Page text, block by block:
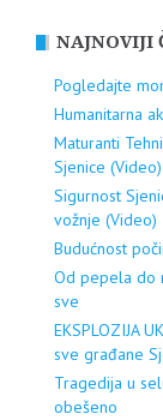
NAJNOVIJI
Pogledajte
Humanitarna
Maturanti
Sjenice (Video)
Sigurnost
vožnje (Video)
Budućnost
Od pepela do
sve
EKSPLOZIJA
sve građane
Tragedija u
obešeno